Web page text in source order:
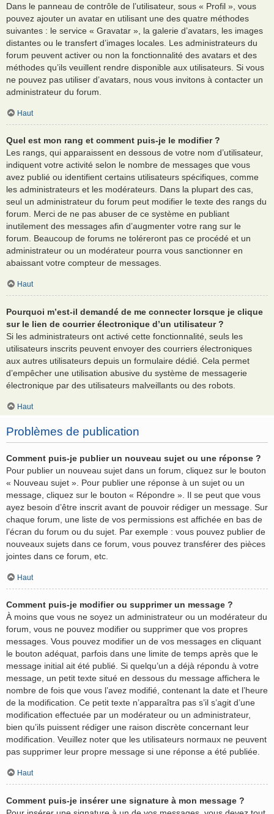
Dans le panneau de contrôle de l’utilisateur, sous « Profil », vous
pouvez ajouter un avatar en utilisant une des quatre méthodes
suivantes : le service « Gravatar », la galerie d’avatars, les images
distantes ou le transfert d’images locales. Les administrateurs du
forum peuvent activer ou non la fonctionnalité des avatars et des
méthodes qu’ils veuillent rendre disponible aux utilisateurs. Si vous
ne pouvez pas utiliser d’avatars, nous vous invitons à contacter un
administrateur du forum.
Haut
Quel est mon rang et comment puis-je le modifier ?
Les rangs, qui apparaissent en dessous de votre nom d’utilisateur,
indiquent votre activité selon le nombre de messages que vous
avez publié ou identifient certains utilisateurs spécifiques, comme
les administrateurs et les modérateurs. Dans la plupart des cas,
seul un administrateur du forum peut modifier le texte des rangs du
forum. Merci de ne pas abuser de ce système en publiant
inutilement des messages afin d’augmenter votre rang sur le
forum. Beaucoup de forums ne toléreront pas ce procédé et un
administrateur ou un modérateur pourra vous sanctionner en
abaissant votre compteur de messages.
Haut
Pourquoi m’est-il demandé de me connecter lorsque je clique
sur le lien de courrier électronique d’un utilisateur ?
Si les administrateurs ont activé cette fonctionnalité, seuls les
utilisateurs inscrits peuvent envoyer des courriers électroniques
aux autres utilisateurs depuis un formulaire dédié. Cela permet
d’empêcher une utilisation abusive du système de messagerie
électronique par des utilisateurs malveillants ou des robots.
Haut
Problèmes de publication
Comment puis-je publier un nouveau sujet ou une réponse ?
Pour publier un nouveau sujet dans un forum, cliquez sur le bouton
« Nouveau sujet ». Pour publier une réponse à un sujet ou un
message, cliquez sur le bouton « Répondre ». Il se peut que vous
ayez besoin d’être inscrit avant de pouvoir rédiger un message. Sur
chaque forum, une liste de vos permissions est affichée en bas de
l’écran du forum ou du sujet. Par exemple : vous pouvez publier de
nouveaux sujets dans ce forum, vous pouvez transférer des pièces
jointes dans ce forum, etc.
Haut
Comment puis-je modifier ou supprimer un message ?
À moins que vous ne soyez un administrateur ou un modérateur du
forum, vous ne pouvez modifier ou supprimer que vos propres
messages. Vous pouvez modifier un de vos messages en cliquant
le bouton adéquat, parfois dans une limite de temps après que le
message initial ait été publié. Si quelqu’un a déjà répondu à votre
message, un petit texte situé en dessous du message affichera le
nombre de fois que vous l’avez modifié, contenant la date et l’heure
de la modification. Ce petit texte n’apparaîtra pas s’il s’agit d’une
modification effectuée par un modérateur ou un administrateur,
bien qu’ils puissent rédiger une raison discrète concernant leur
modification. Veuillez noter que les utilisateurs normaux ne peuvent
pas supprimer leur propre message si une réponse a été publiée.
Haut
Comment puis-je insérer une signature à mon message ?